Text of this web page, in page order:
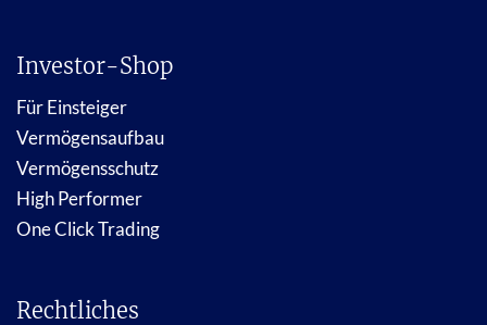
Investor-Shop
Für Einsteiger
Vermögensaufbau
Vermögensschutz
High Performer
One Click Trading
Rechtliches